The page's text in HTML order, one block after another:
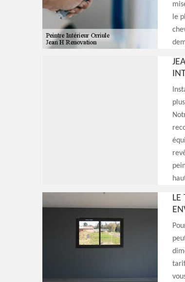
le
LE